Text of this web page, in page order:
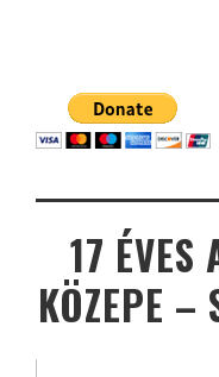
17 ÉVES
KÖZEPE –